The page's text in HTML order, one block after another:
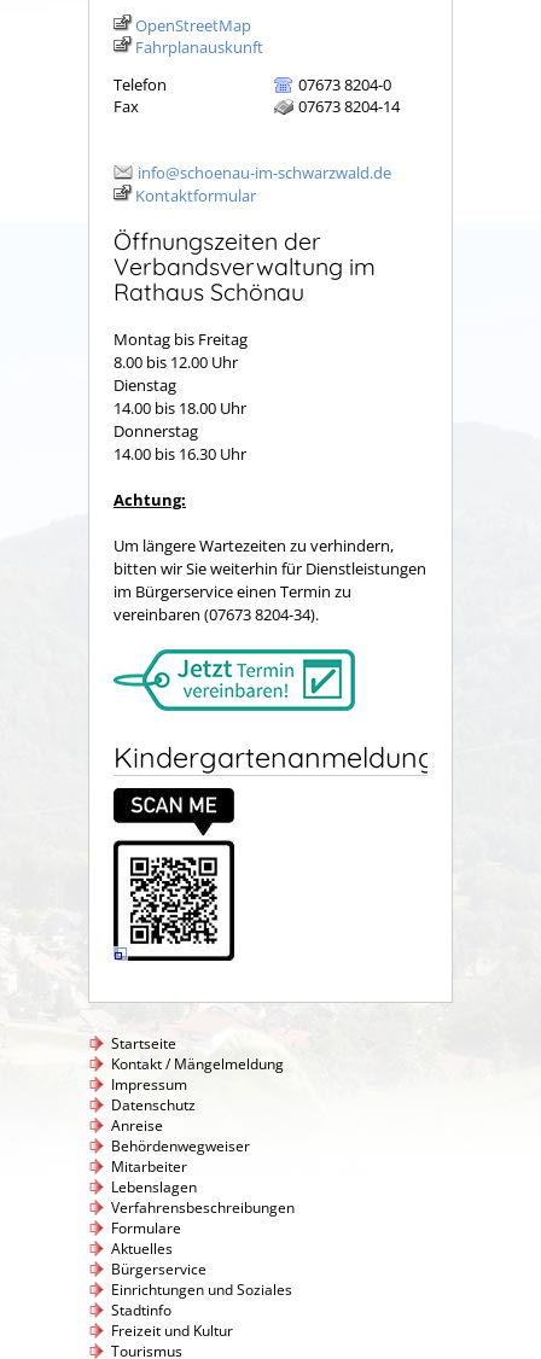
OpenStreetMap
Fahrplanauskunft
Telefon
07673 8204-0
Fax
07673 8204-14
info@schoenau-im-schwarzwald.de
Kontaktformular
Öffnungszeiten der
Verbandsverwaltung im
Rathaus Schönau
Montag bis Freitag
8.00 bis 12.00 Uhr
Dienstag
14.00 bis 18.00 Uhr
Donnerstag
14.00 bis 16.30 Uhr
Achtung:
Um längere Wartezeiten zu verhindern,
bitten wir Sie weiterhin für Dienstleistungen
im Bürgerservice einen Termin zu
vereinbaren (07673 8204-34).
Kindergartenanmeldung
Startseite
Kontakt / Mängelmeldung
Impressum
Datenschutz
Anreise
Behördenwegweiser
Mitarbeiter
Lebenslagen
Verfahrensbeschreibungen
Formulare
Aktuelles
Bürgerservice
Einrichtungen und Soziales
Stadtinfo
Freizeit und Kultur
Tourismus